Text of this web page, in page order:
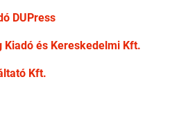
DUPress
Kiadó és Kereskedelmi Kft.
Kft.